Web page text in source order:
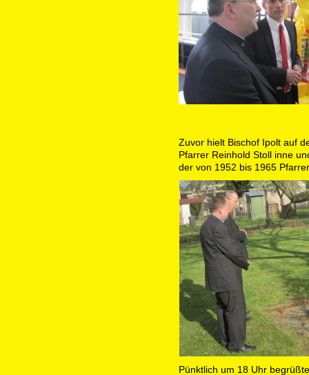
Zuvor hielt Bischof Ipolt auf
Pfarrer Reinhold Stoll inne
der von 1952 bis 1965
Pünktlich um 18 Uhr